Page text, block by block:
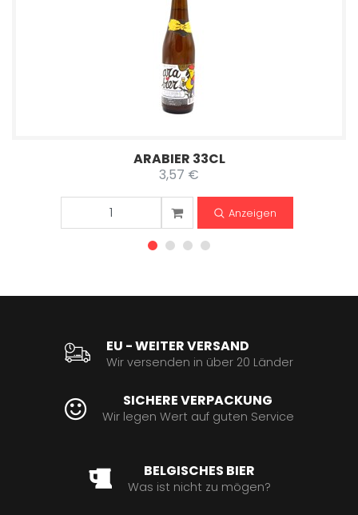
ARABIER 33CL
3,57 €
Anzeigen
EU - WEITER VERSAND
Wir versenden in über 20 Länder
SICHERE VERPACKUNG
Wir legen Wert auf guten Service
BELGISCHES BIER
Was ist nicht zu mögen?